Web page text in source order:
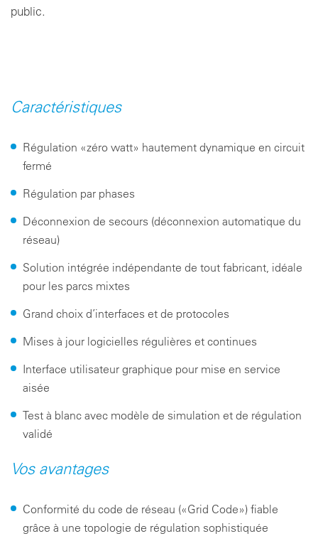
public.
Caractéristiques
Régulation «zéro watt» hautement dynamique en circuit
fermé
Régulation par phases
Déconnexion de secours (déconnexion automatique du
réseau)
Solution intégrée indépendante de tout fabricant, idéale
pour les parcs mixtes
Grand choix d’interfaces et de protocoles
Mises à jour logicielles régulières et continues
Interface utilisateur graphique pour mise en service
aisée
Test à blanc avec modèle de simulation et de régulation
validé
Vos avantages
Conformité du code de réseau («Grid Code») fiable
grâce à une topologie de régulation sophistiquée